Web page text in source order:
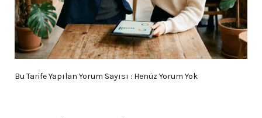
Bu Tarife Yapılan Yorum Sayısı : Henüz Yorum Yok